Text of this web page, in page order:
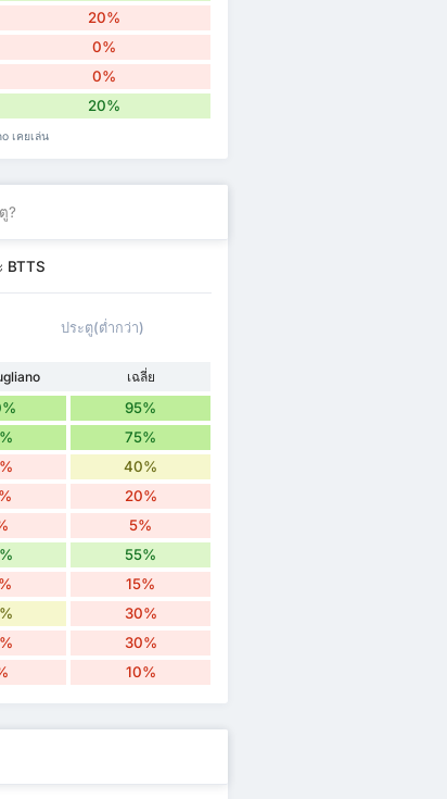
20%
0%
0%
20%
เคยเล่น
?
BTTS
ประตู(ต่ำกว่า)
เฉลี่ย
95%
75%
40%
20%
5%
55%
15%
30%
30%
10%